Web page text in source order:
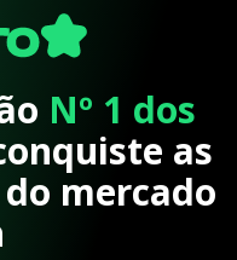
Nº 1 dos
as
mercado